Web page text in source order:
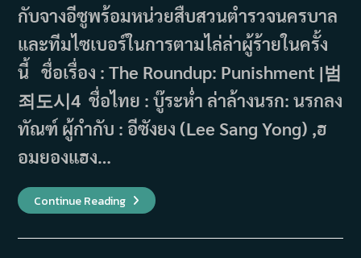
กับจางอีซูพร้อมหน่วยสืบสวนตำรวจนครบาล
และทีมไซเบอร์ในการตามไล่ล่าผู้ร้ายในครั้ง
นี้ ชื่อเรื่อง : The Roundup: Punishment |범
죄도시4 ชื่อไทย : บู๊ระห่ำ ล่าล้างนรก: นรกลง
ทัณฑ์ ผู้กำกับ : อีซังยง (Lee Sang Yong) ,ฮ
อมยองแฮง…
Continue ReadingThe
Roundup:
บู๊